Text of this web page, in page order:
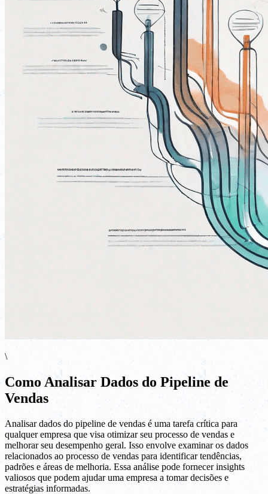
\
Como Analisar Dados do Pipeline de
Vendas
Analisar dados do pipeline de vendas é uma tarefa crítica para
qualquer empresa que visa otimizar seu processo de vendas e
melhorar seu desempenho geral. Isso envolve examinar os dados
relacionados ao processo de vendas para identificar tendências,
padrões e áreas de melhoria. Essa análise pode fornecer insights
valiosos que podem ajudar uma empresa a tomar decisões e
estratégias informadas.